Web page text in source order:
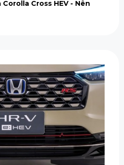
Corolla Cross HEV - Nên